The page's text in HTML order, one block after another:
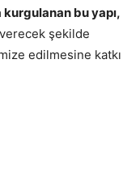
bu yapı,
şekilde
edilmesine katkı